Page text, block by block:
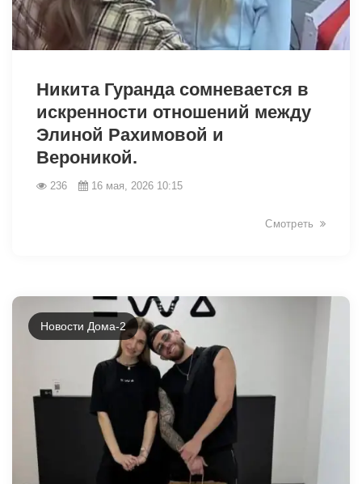
Никита Гуранда сомневается в
искренности отношений между
Элиной Рахимовой и
Вероникой.
236 16 мая, 2026 10:15
Смотреть
Новости Дома-2